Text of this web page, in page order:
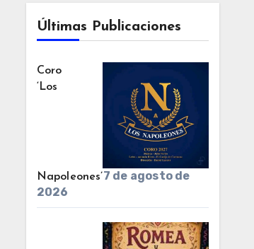
Últimas Publicaciones
Coro
‘Los
Napoleones’7 de agosto de
2026